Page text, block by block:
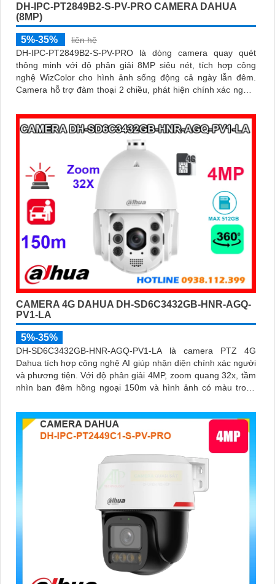
DH-IPC-PT2849B2-S-PV-PRO CAMERA DAHUA
(8MP)
5%-35%
liên hệ
DH-IPC-PT2849B2-S-PV-PRO là dòng camera quay quét
thông minh với độ phân giải 8MP siêu nét, tích hợp công
nghệ WizColor cho hình ảnh sống động cả ngày lẫn đêm.
Camera hỗ trợ đàm thoại 2 chiều, phát hiện chính xác người
CAMERA 4G DAHUA DH-SD6C3432GB-HNR-AGQ-
PV1-LA
5%-35%
DH-SD6C3432GB-HNR-AGQ-PV1-LA là camera PTZ 4G
Dahua tích hợp công nghệ AI giúp nhận diện chính xác người
và phương tiện. Với độ phân giải 4MP, zoom quang 32x, tầm
nhìn ban đêm hồng ngoại 150m và hình ảnh có màu trong